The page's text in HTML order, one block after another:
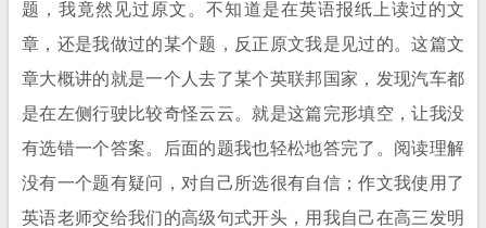
题，我竟然见过原文。不知道是在英语报纸上读过的文
章，还是我做过的某个题，反正原文我是见过的。这篇文
章大概讲的就是一个人去了某个英联邦国家，发现汽车都
是在左侧行驶比较奇怪云云。就是这篇完形填空，让我没
有选错一个答案。后面的题我也轻松地答完了。阅读理解
没有一个题有疑问，对自己所选很有自信；作文我使用了
英语老师交给我们的高级句式开头，用我自己在高三发明